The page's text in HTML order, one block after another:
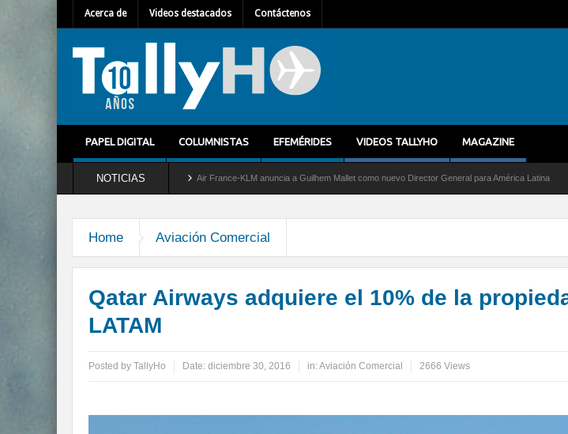
Acerca de Videos destacados Contáctenos
PAPEL DIGITAL COLUMNISTAS EFEMÉRIDES VIDEOS TALLYHO MAGAZINE
NOTICIAS
servicio al C-2 Greyhound Air France-KLM anuncia a Guilhem Mallet como nuevo Director General para América Latina Thales
Home Aviación Comercial
Qatar Airways adquiere el 10% de la
LATAM
Posted by TallyHo Date: diciembre 30, 2016 in:Aviación Comercial 2666 Views